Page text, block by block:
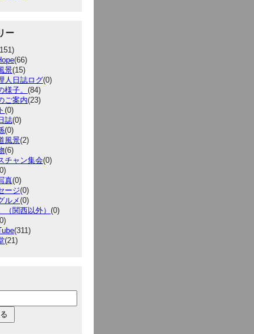
ー
(66)
景(15)
人日誌ログ(0)
様子。 (84)
ご案内(23)
(0)
誌(0)
(0)
風景(2)
(6)
チャン集会(0)
真(0)
ージ(0)
ルメ(0)
（関西以外） (0)
(311)
(21)